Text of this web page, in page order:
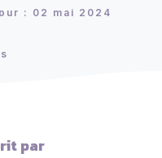
: 02 mai 2024
par